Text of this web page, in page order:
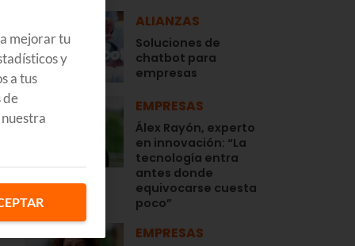
ALIANZAS
Soluciones de
chatbot para
empresas
EMPRESAS
Álex Rayón, experto
en innovación: “La
tecnología entra
antes donde
equivocarse cuesta
poco”
EMPRESAS
mejorar tu
y
a tus
de